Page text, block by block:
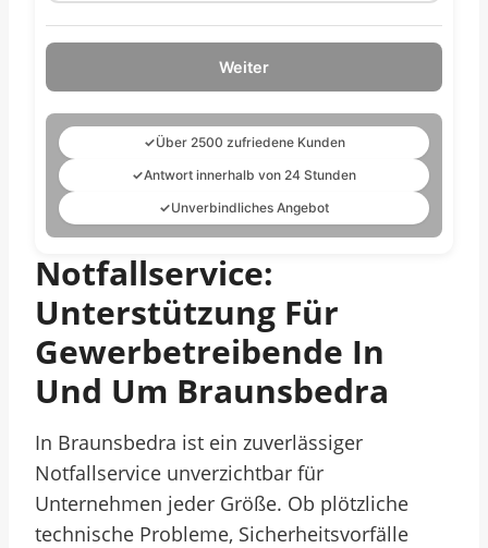
Weiter
✓Über 2500 zufriedene Kunden
✓Antwort innerhalb von 24 Stunden
✓Unverbindliches Angebot
Notfallservice:
Unterstützung Für
Gewerbetreibende In
Und Um Braunsbedra
In Braunsbedra ist ein zuverlässiger
Notfallservice unverzichtbar für
Unternehmen jeder Größe. Ob plötzliche
technische Probleme, Sicherheitsvorfälle